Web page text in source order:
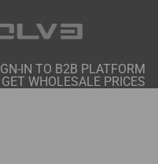
IN TO B2B PLATFORM
WHOLESALE PRICES